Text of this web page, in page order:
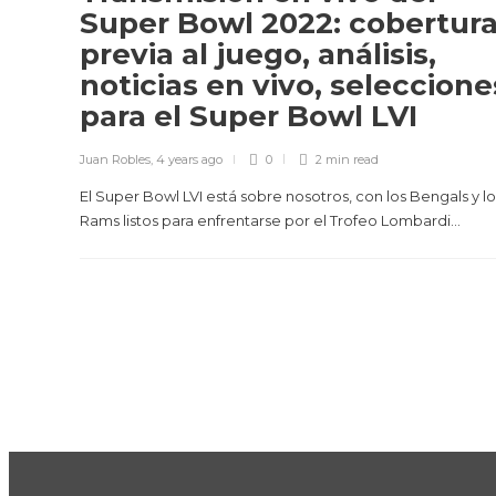
Super Bowl 2022: cobertura
previa al juego, análisis,
noticias en vivo,
para el Super Bowl LVI
Juan Robles, 4 years ago 0 2 min read
El Super Bowl LVI está sobre nosotros, con los Bengals y
Rams listos para enfrentarse por el Trofeo Lombardi...